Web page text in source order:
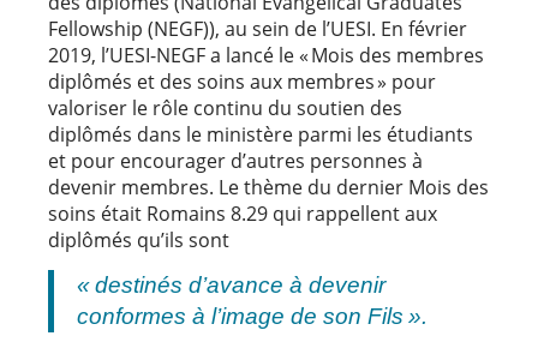
Fellowship (NEGF)), au sein de l’UESI. En février
2019, l’UESI-NEGF a lancé le « Mois des membres
diplômés et des soins aux membres » pour
valoriser le rôle continu du soutien des
diplômés dans le ministère parmi les étudiants
et pour encourager d’autres personnes à
devenir membres. Le thème du dernier Mois des
soins était Romains 8.29 qui rappellent aux
diplômés qu’ils sont
« destinés d’avance à devenir
conformes à l’image de son Fils ».